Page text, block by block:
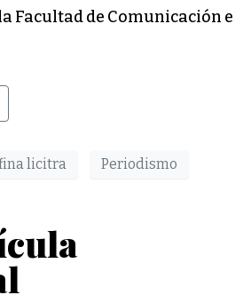
Facultad de Comunicación e
licitra Periodismo